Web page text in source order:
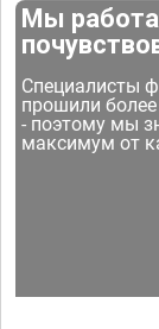
Мы
Специалисты
прошили
- поэтому мы
максимум от